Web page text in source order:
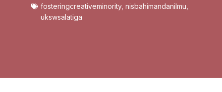
fosteringcreativeminority, nisbahimandanilmu
ukswsalatiga